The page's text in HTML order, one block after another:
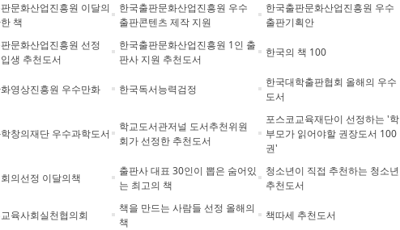
문화산업진흥원 이달의
책
한국출판문화산업진흥원 우수
출판콘텐츠 제작 지원
한국출판문화산업진흥원 우수
출판기획안
문화산업진흥원 선정
생 추천도서
한국출판문화산업진흥원 1인 출
판사 지원 추천도서
한국의 책 100
영상진흥원 우수만화 한국독서능력검정
한국대학출판협회 올해의 우수
도서
창의재단 우수과학도서
학교도서관저널 도서추천위원
회가 선정한 추천도서
포스코교육재단이 선정하는 '학
부모가 읽어야할 권장도서 100
권'
의선정 이달의책
출판사 대표 30인이 뽑은 숨어있
는 최고의 책
청소년이 직접 추천하는 청소년
추천도서
육사회실천협의회
책을 만드는 사람들 선정 올해의
책
책따세 추천도서